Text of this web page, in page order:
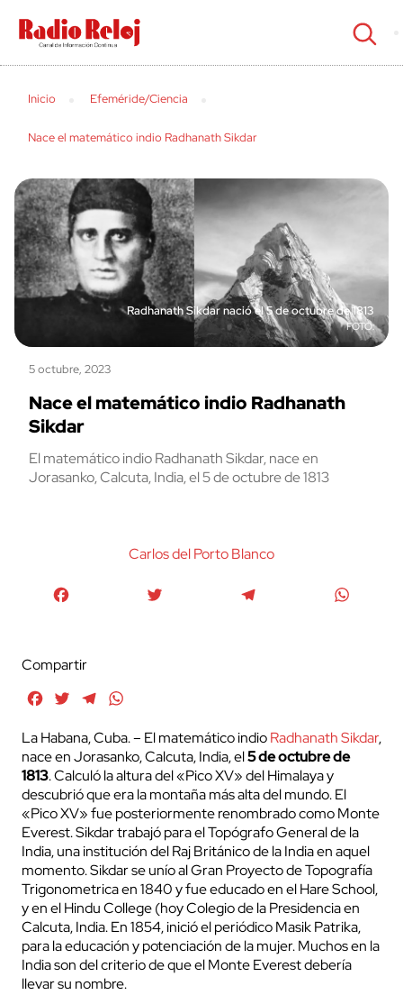
cerrar
Inicio Efeméride/Ciencia
Nace el matemático indio Radhanath Sikdar
Radhanath Sikdar nació el 5 de octubre de 1813
5 octubre, 2023
Nace el matemático indio Radhanath
Sikdar
El matemático indio Radhanath Sikdar, nace en
Jorasanko, Calcuta, India, el 5 de octubre de 1813
Carlos del Porto Blanco
Compartir
FacebookTwitterTelegram
La Habana, Cuba. – El matemático indioRadhanath Sikdar,
nace en Jorasanko, Calcuta, India, el5 de octubre de
1813. Calculó la altura del «Pico XV» del Himalaya y
descubrió que era la montaña más alta del mundo. El
«Pico XV» fue posteriormente renombrado como Monte
Everest. Sikdar trabajó para el Topógrafo General de la
India, una institución del Raj Británico de la India en aquel
momento. Sikdar se unío al Gran Proyecto de Topografía
Trigonometrica en 1840 y fue educado en el Hare School,
y en el Hindu College (hoy Colegio de la Presidencia en
Calcuta, India. En 1854, inició el periódico Masik Patrika,
para la educación y potenciación de la mujer. Muchos en la
India son del criterio de que el Monte Everest debería
llevar su nombre.